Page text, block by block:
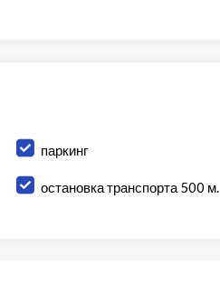
паркинг
остановка транспорта 500 м.